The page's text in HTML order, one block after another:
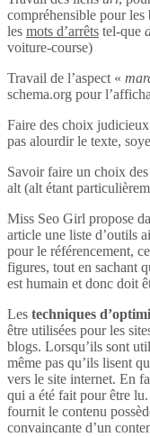
compréhensible pour les
les mots d’arrêts tel-que
voiture-course)
Travail de l’aspect «
schema.org pour
Faire des choix
pas alourdir le texte,
Savoir faire un choix des
alt (alt étant
Miss Seo Girl propose
article une liste d’outils
pour le référencement,
figures, tout en sachant
est humain et donc doit
Les techniques
être utilisées pour les
blogs. Lorsqu’ils sont
même pas qu’ils lisent
vers le site internet. En
qui a été fait pour être
fournit le contenu
convaincante d’un